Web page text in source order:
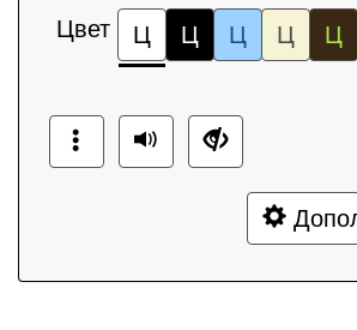
Цвет Ц Ц Ц Ц Ц